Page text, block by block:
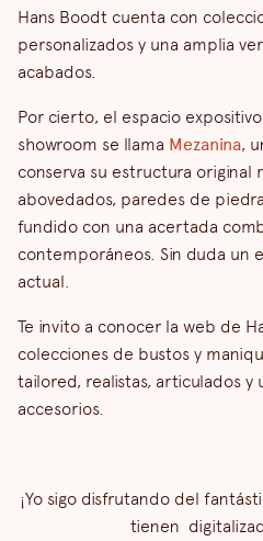
Hans Boodt cuenta con
personalizados y una amplia
acabados.
Por cierto, el espacio
showroom se llama Mezanina,
conserva su estructura
abovedados, paredes de
fundido con una acertada
contemporáneos. Sin duda un
actual.
Te invito a conocer la web de
colecciones de bustos y
tailored, realistas, articulados y
accesorios.
¡Yo sigo disfrutando del
tienen